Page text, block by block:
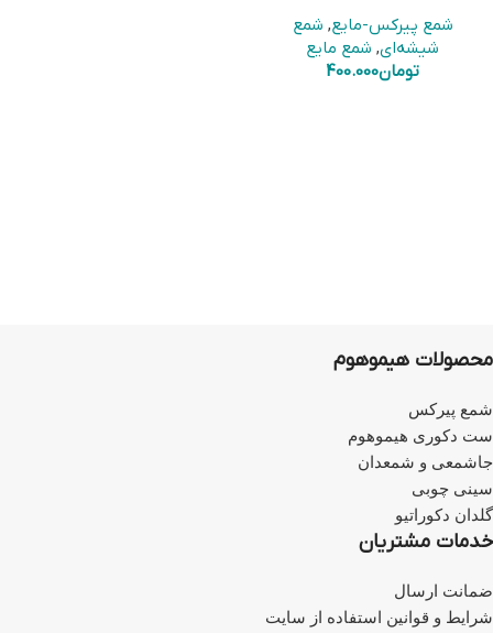
شمع پیرکس-مایع, شمع
شیشه‌ای, شمع مایع
تومان400.000
محصولات هیموهوم
شمع پیرکس
ست دکوری هیموهوم
جاشمعی و شمعدان
سینی چوبی
گلدان دکوراتیو
خدمات مشتریان
ضمانت ارسال
شرایط و قوانین استفاده از سایت